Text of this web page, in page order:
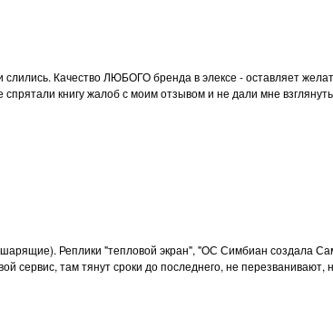
Качество ЛЮБОГО бренда в элексе - оставляет
книгу жалоб с моим отзывом и не дали мне
Реплики "тепловой экран", "ОС Симбиан создала
сервис, там тянут сроки до последнего, не перезванивают,